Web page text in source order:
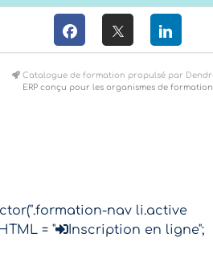
Catalogue de formation propulsé par
ERP conçu pour les organismes de formation
nav li.active
= "
Inscription en ligne";